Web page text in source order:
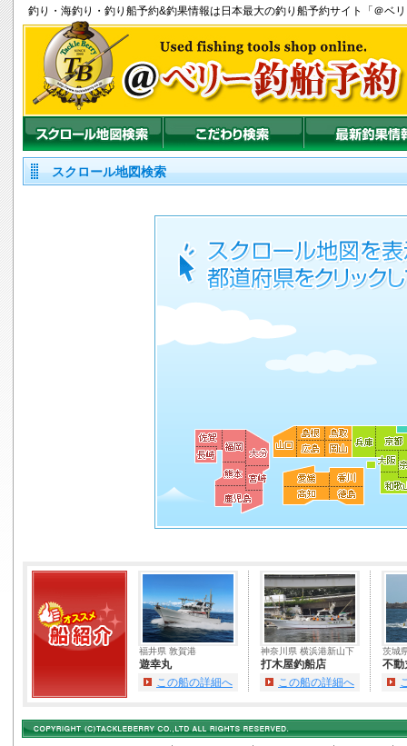
釣り ・ 海釣り ・ 釣り船予約&釣果情報は日本最大の釣り船予約サイト「＠ベ
スクロール地図検索
福井県 敦賀港
遊幸丸
この船の詳細へ
神奈川県 横浜港新山下
打木屋釣船店
この船の詳細へ
茨城
不動